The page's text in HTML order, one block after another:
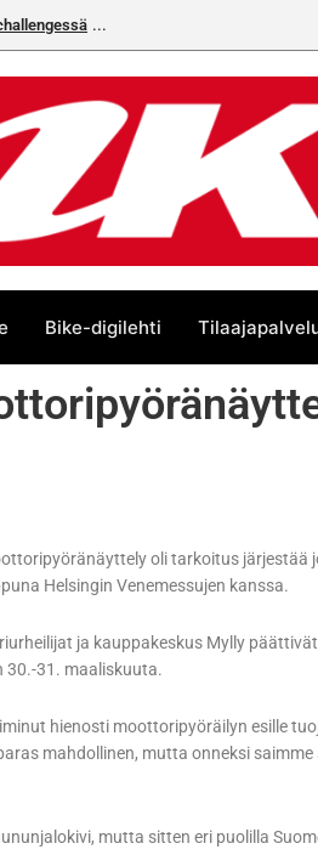
Bike-digilehti
oli tarkoitus järjestää
Helsingin Venemessujen kanssa.
ja kauppakeskus Mylly
30.-31. maaliskuuta.
hienosti moottoripyöräilyn esille
mahdollinen, mutta onneksi
mutta sitten eri puolilla